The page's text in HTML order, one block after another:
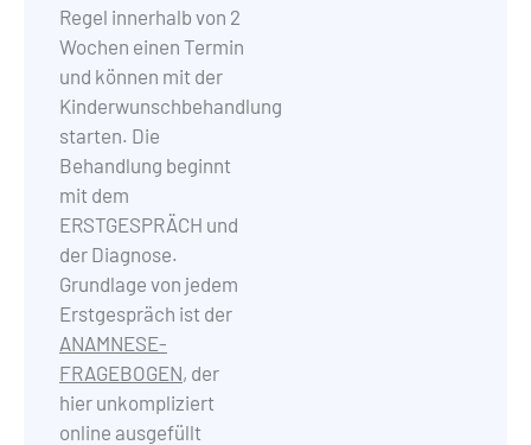
Regel innerhalb von 2
Wochen einen Termin
und können mit der
Kinderwunschbehandlung
starten. Die
Behandlung beginnt
mit dem
ERSTGESPRÄCH und
der Diagnose.
Grundlage von jedem
Erstgespräch ist der
ANAMNESE-
FRAGEBOGEN, der
hier unkompliziert
online ausgefüllt